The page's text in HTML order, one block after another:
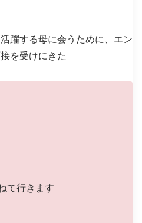
躍する母に会うために、エン
を受けにきた
て行きます